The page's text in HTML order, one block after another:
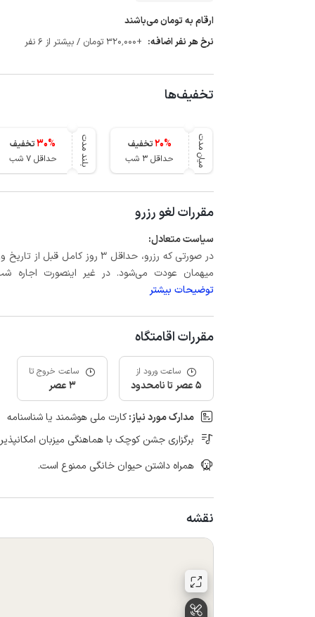
ارقام به تومان می‌باشند
نرخ هر نفر اضافه: +320٬000 تومان / بیشتر از 6 نفر
تخفیف‌ها
میان مدت 20%
تخفیف
حداقل 3 شب
بلند مدت 30%
تخفیف
حداقل 7 شب
مقررات لغو رزرو
سیاست متعادل:
میهمان عودت می‌شود. در غیر اینصورت اجاره شب اول بعلاوه حداکثر 15
توضیحات بیشتر
مقررات اقامتگاه
ساعت ورود از
5 عصر تا نامحدود
ساعت خروج تا
3 عصر
مدارک مورد نیاز:کارت ملی هوشمند یا شناسنامه
برگزاری جشن کوچک با هماهنگی میزبان
همراه داشتن حیوان خانگی ممنوع است.
نقشه